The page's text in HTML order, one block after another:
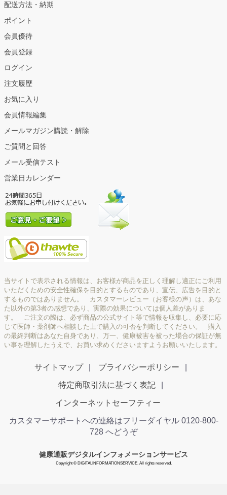
配送方法・納期
ポイント
会員優待
会員登録
ログイン
注文履歴
お気に入り
会員情報編集
メールマガジン購読・解除
ご質問と回答
メール受信テスト
営業日カレンダー
当サイトで表示される情報は、お客様が商品を正しく理解し適正にご利用
いただくための安全性確保を目的とするものであり、宣伝、広告を目的と
するものではありません。 カスタマーレビュー（お客様の声）は、あな
た以外の第3者の感想であり、実際の効果については個人差がありま
す。 ご注文の際は、必ず商品の公式サイト等で情報を収集し、必要に応
じて医師・薬剤師へ相談した上で購入の可否を判断してください。 購入
の最終判断はあなた自身であり、万一、健康被害を被った場合の保証が無
い事を理解したうえで、お買い求めくださいますようお願いいたします。
サイトマップ プライバシーポリシー
特定商取引法に基づく表記
インターネットセーフティー
カスタマーサポートへの連絡はフリーダイヤル 0120-800-
728 へどうぞ
健康通販デジタルインフォメーションサービス
Copyright © DIGITALINFORMATIONSERVICE. All rights reserved.